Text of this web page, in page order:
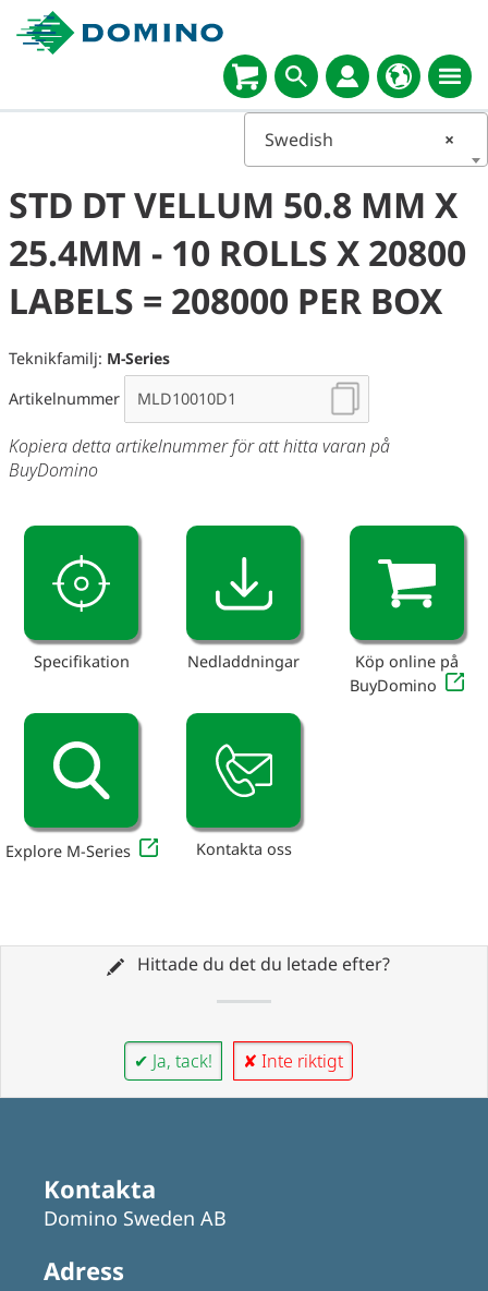
×
Swedish
STD DT VELLUM 50.8 MM X
25.4MM - 10 ROLLS X 20800
LABELS = 208000 PER BOX
Teknikfamilj: M-Series
Artikelnummer
Kopiera detta artikelnummer för att hitta varan på
BuyDomino
Specifikation Nedladdningar
Köp online på
BuyDomino
Explore M-Series Kontakta oss
Hittade du det du letade efter?
✔ Ja, tack! ✘ Inte riktigt
Kontakta
Domino Sweden AB
Adress